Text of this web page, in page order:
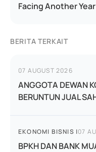
Facing Another
BERITA TERKAIT
07 AUGUST 2026
ANGGOTA DEWAN
BERUNTUN JUAL
EKONOMI BISNIS |07
BPKH DAN BANK